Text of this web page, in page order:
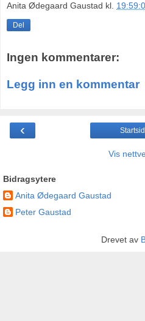
Anita Ødegaard Gaustad kl.
Del
Ingen kommentarer:
Legg inn en kommentar
‹
Vis
Bidragsytere
Anita Ødegaard Gaustad
Peter Gaustad
Drevet av